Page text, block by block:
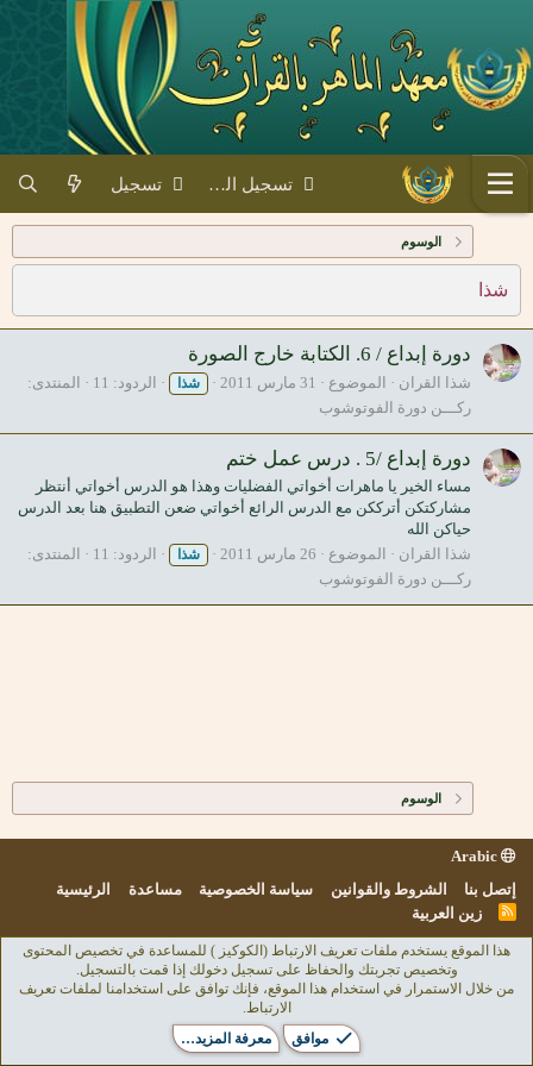
تسجيل الدخول تسجيل
الوسوم
شذا
دورة إبداع / 6. الكتابة خارج الصورة
شذا القران الموضوع 31 مارس 2011 شذا الردود: 11
المنتدى:
ركـــن دورة الفوتوشوب
دورة إبداع /5 . درس عمل ختم
مساء الخير يا ماهرات أخواتي الفضليات وهذا هو الدرس أخواتي أنتظر
مشاركتكن أترككن مع الدرس الرائع أخواتي ضعن التطبيق هنا بعد الدرس
حياكن الله
شذا القران
الموضوع 26 مارس 2011 شذا الردود: 11
المنتدى:
ركـــن دورة الفوتوشوب
الوسوم
إتصل بنا
الشروط والقوانين سياسة الخصوصية مساعدة الرئيسية
R
زين العربية
هذا الموقع يستخدم ملفات تعريف الارتباط (الكوكيز ) للمساعدة في تخصيص المحتوى
وتخصيص تجربتك والحفاظ على تسجيل دخولك إذا قمت بالتسجيل.
من خلال الاستمرار في استخدام هذا الموقع، فإنك توافق على استخدامنا لملفات تعريف
الارتباط.
موافق
معرفة المزيد…